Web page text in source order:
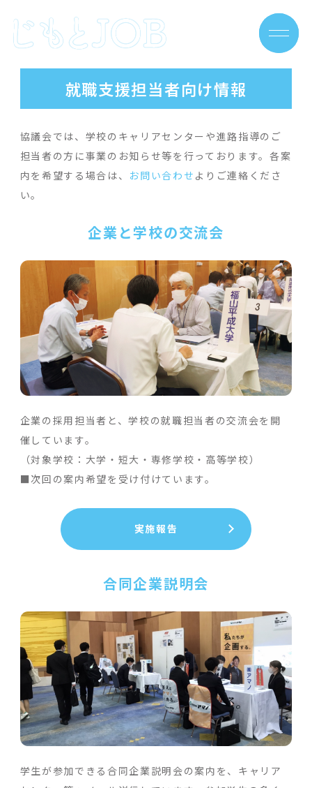
to
就職支援担当者向け情報
協議会では、学校のキャリアセンターや進路指導のご
担当者の方に事業のお知らせ等を行っております。各案
内を希望する場合は、 お問い合わせ よりご連絡くださ
い。
企業と学校の交流会
企業の採用担当者と、学校の就職担当者の交流会を開
催しています。
（対象学校：大学・短大・専修学校・高等学校）
■次回の案内希望を受け付けています。
実施報告
合同企業説明会
学生が参加できる合同企業説明会の案内を、キャリア